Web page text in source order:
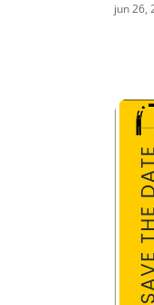
jun 26,